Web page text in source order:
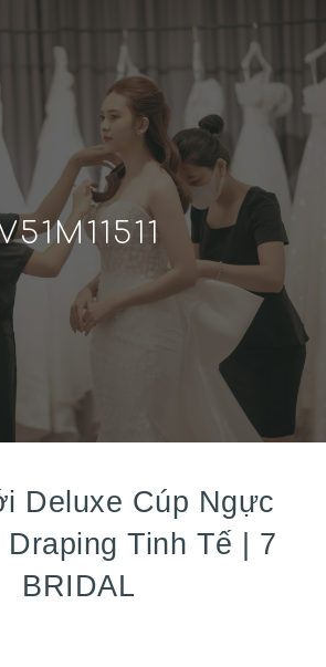
Skip to navigation
Deluxe Cúp Ngực
Draping Tinh Tế | 7
BRIDAL